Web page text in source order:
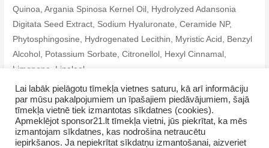
Quinoa, Argania Spinosa Kernel Oil, Hydrolyzed Adansonia
Digitata Seed Extract, Sodium Hyaluronate, Ceramide NP,
Phytosphingosine, Hydrogenated Lecithin, Myristic Acid, Benzyl
Alcohol, Potassium Sorbate, Citronellol, Hexyl Cinnamal,
Limonene, Linalool
Lai labāk pielāgotu tīmekļa vietnes saturu, kā arī informāciju
par mūsu pakalpojumiem un īpašajiem piedāvājumiem, šajā
tīmekļa vietnē tiek izmantotas sīkdatnes (cookies).
Apmeklējot sponsor21.lt tīmekļa vietni, jūs piekrītat, ka mēs
izmantojam sīkdatnes, kas nodrošina netraucētu
iepirkšanos. Ja nepiekrītat sīkdatņu izmantošanai, aizveriet